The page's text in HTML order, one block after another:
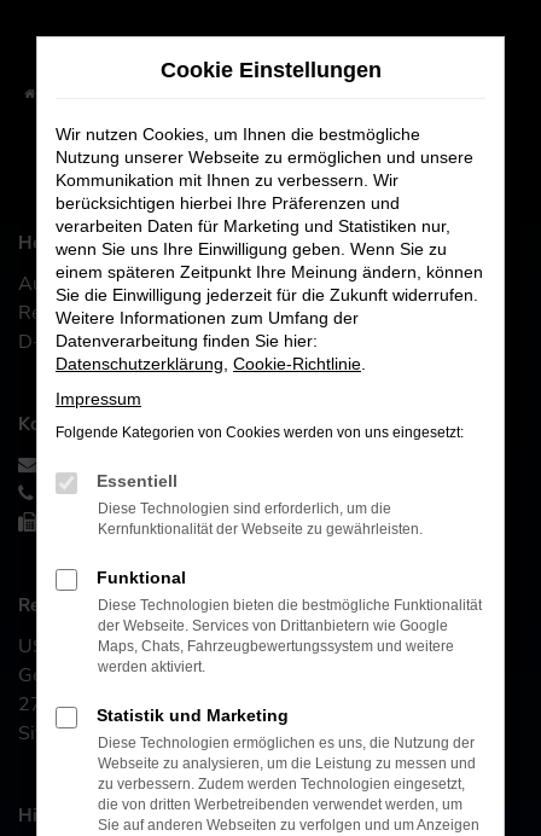
Zum
springen
IMPRESSUM
Herausgeber
Autowelt Weiden GmbH
Regensburger Str. 50
D-92637 Weiden
Kommunikation:
+49-961-4703880
+49-961-47038820
Rechtliches:
USt.-IdNr.: DE 234 495 600
Geschäftsführer: Josef Häusler
2773
Sitz der Gesellschaft: Weiden
Hinweis gemäß § 36 Verbraucherstreitbeilegung:
Cookie Einstellungen
Wir nutzen Cookies, um Ihnen die bestmögliche
Nutzung unserer Webseite zu ermöglichen und unsere
Kommunikation mit Ihnen zu verbessern. Wir
berücksichtigen hierbei Ihre Präferenzen und
verarbeiten Daten für Marketing und Statistiken nur,
wenn Sie uns Ihre Einwilligung geben. Wenn Sie zu
einem späteren Zeitpunkt Ihre Meinung ändern, können
Sie die Einwilligung jederzeit für die Zukunft widerrufen.
Weitere Informationen zum Umfang der
Datenverarbeitung finden Sie hier:
Datenschutzerklärung Cookie-Richtlinie
Impressum
Folgende Kategorien von Cookies werden von uns eingesetzt:
Essentiell
Diese Technologien sind erforderlich, um die
Kernfunktionalität der Webseite zu gewährleisten.
Funktional
Diese Technologien bieten die bestmögliche Funktionalität
der Webseite. Services von Drittanbietern wie Google
Maps, Chats, Fahrzeugbewertungssystem und weitere
werden aktiviert.
Statistik und Marketing
Diese Technologien ermöglichen es uns, die Nutzung der
Webseite zu analysieren, um die Leistung zu messen und
zu verbessern. Zudem werden Technologien eingesetzt,
die von dritten Werbetreibenden verwendet werden, um
Sie auf anderen Webseiten zu verfolgen und um Anzeigen